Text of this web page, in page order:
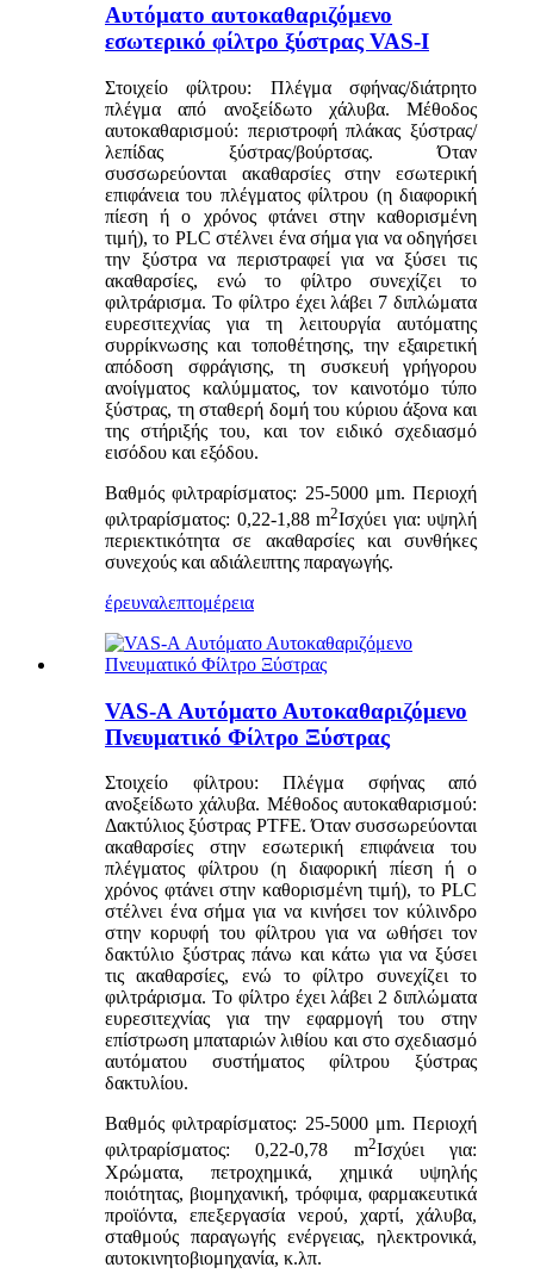
Αυτόματο αυτοκαθαριζόμενο
εσωτερικό φίλτρο ξύστρας VAS-I
Στοιχείο φίλτρου: Πλέγμα σφήνας/διάτρητο
πλέγμα από ανοξείδωτο χάλυβα. Μέθοδος
αυτοκαθαρισμού: περιστροφή πλάκας ξύστρας/
λεπίδας ξύστρας/βούρτσας. Όταν
συσσωρεύονται ακαθαρσίες στην εσωτερική
επιφάνεια του πλέγματος φίλτρου (η διαφορική
πίεση ή ο χρόνος φτάνει στην καθορισμένη
τιμή), το PLC στέλνει ένα σήμα για να οδηγήσει
την ξύστρα να περιστραφεί για να ξύσει τις
ακαθαρσίες, ενώ το φίλτρο συνεχίζει το
φιλτράρισμα. Το φίλτρο έχει λάβει 7 διπλώματα
ευρεσιτεχνίας για τη λειτουργία αυτόματης
συρρίκνωσης και τοποθέτησης, την εξαιρετική
απόδοση σφράγισης, τη συσκευή γρήγορου
ανοίγματος καλύμματος, τον καινοτόμο τύπο
ξύστρας, τη σταθερή δομή του κύριου άξονα και
της στήριξής του, και τον ειδικό σχεδιασμό
εισόδου και εξόδου.
Βαθμός φιλτραρίσματος: 25-5000 μm. Περιοχή
φιλτραρίσματος: 0,22-1,88 m2Ισχύει για: υψηλή
περιεκτικότητα σε ακαθαρσίες και συνθήκες
συνεχούς και αδιάλειπτης παραγωγής.
έρευναλεπτομέρεια
VAS-A Αυτόματο Αυτοκαθαριζόμενο
Πνευματικό Φίλτρο Ξύστρας
Στοιχείο φίλτρου: Πλέγμα σφήνας από
ανοξείδωτο χάλυβα. Μέθοδος αυτοκαθαρισμού:
Δακτύλιος ξύστρας PTFE. Όταν συσσωρεύονται
ακαθαρσίες στην εσωτερική επιφάνεια του
πλέγματος φίλτρου (η διαφορική πίεση ή ο
χρόνος φτάνει στην καθορισμένη τιμή), το PLC
στέλνει ένα σήμα για να κινήσει τον κύλινδρο
στην κορυφή του φίλτρου για να ωθήσει τον
δακτύλιο ξύστρας πάνω και κάτω για να ξύσει
τις ακαθαρσίες, ενώ το φίλτρο συνεχίζει το
φιλτράρισμα. Το φίλτρο έχει λάβει 2 διπλώματα
ευρεσιτεχνίας για την εφαρμογή του στην
επίστρωση μπαταριών λιθίου και στο σχεδιασμό
αυτόματου συστήματος φίλτρου ξύστρας
δακτυλίου.
Βαθμός φιλτραρίσματος: 25-5000 μm. Περιοχή
φιλτραρίσματος: 0,22-0,78 m2Ισχύει για:
Χρώματα, πετροχημικά, χημικά υψηλής
ποιότητας, βιομηχανική, τρόφιμα, φαρμακευτικά
προϊόντα, επεξεργασία νερού, χαρτί, χάλυβα,
σταθμούς παραγωγής ενέργειας, ηλεκτρονικά,
αυτοκινητοβιομηχανία, κ.λπ.